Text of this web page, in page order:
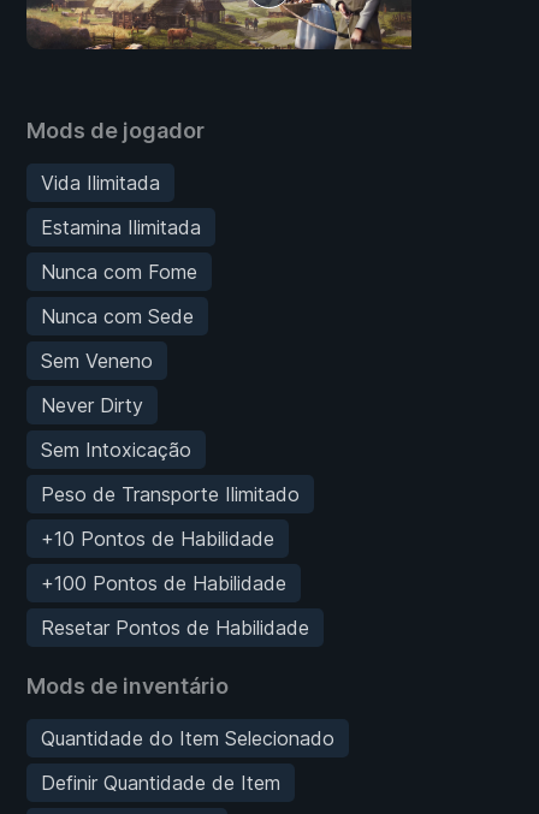
Mods de jogador
Vida Ilimitada
Estamina Ilimitada
Nunca com Fome
Nunca com Sede
Sem Veneno
Never Dirty
Sem Intoxicação
Peso de Transporte Ilimitado
+10 Pontos de Habilidade
+100 Pontos de Habilidade
Resetar Pontos de Habilidade
Mods de inventário
Quantidade do Item Selecionado
Definir Quantidade de Item